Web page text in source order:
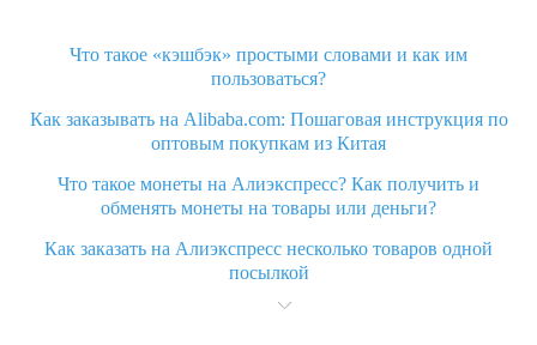
Что такое «кэшбэк» простыми словами и как им
пользоваться?
Как заказывать на Alibaba.com: Пошаговая инструкция по
оптовым покупкам из Китая
Что такое монеты на Алиэкспресс? Как получить и
обменять монеты на товары или деньги?
Как заказать на Алиэкспресс несколько товаров одной
посылкой
Что значит статус «Заказ закрыт» на Алиэкспресс и что